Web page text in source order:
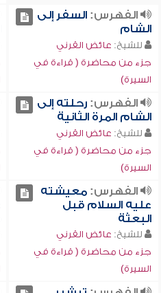
الفهرس:السفر إلى
الشام
للشيخ: عائض القرني
جزء من محاضرة ( قراءة في
السيرة)
الفهرس:رحلته إلى
الشام المرة الثانية
للشيخ: عائض القرني
جزء من محاضرة ( قراءة في
السيرة)
الفهرس:معيشته
عليه السلام قبل
البعثة
للشيخ: عائض القرني
جزء من محاضرة ( قراءة في
السيرة)